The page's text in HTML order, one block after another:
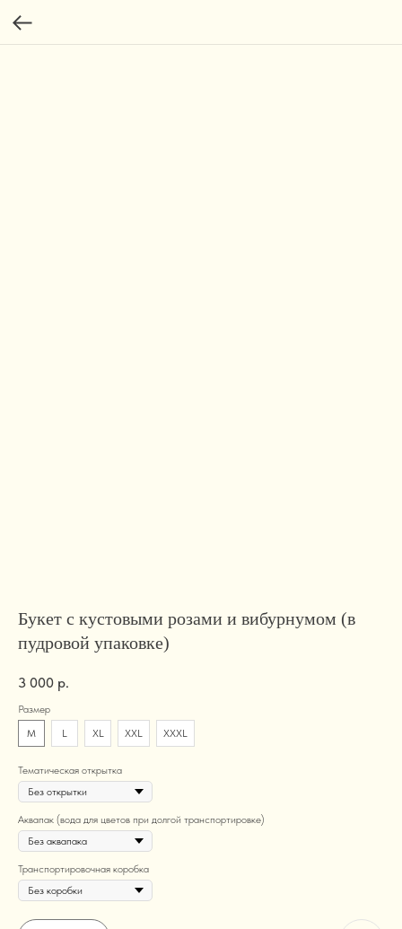
Букет с кустовыми розами и вибурнумом (в
пудровой упаковке)
3 000 р.
Размер
M
L XL XXL XXXL
Тематическая открытка
Аквапак (вода для цветов при долгой транспортировке)
Транспортировочная коробка